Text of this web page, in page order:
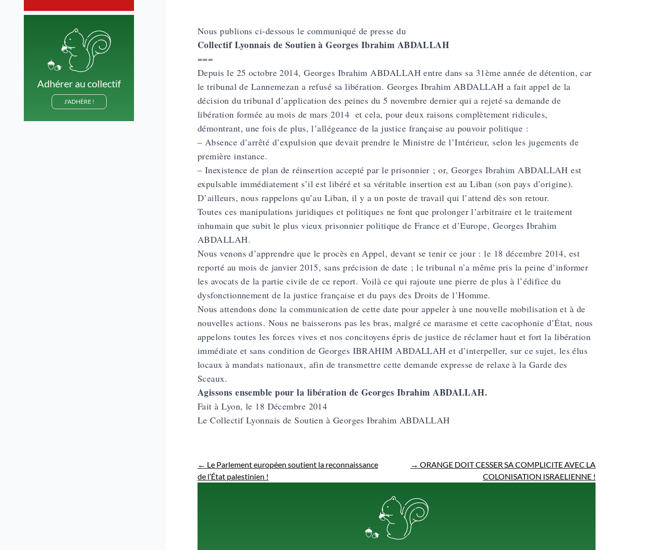
Adhérer au collectif
J'ADHÈRE !
Nous publions ci-dessous le communiqué de presse du
Collectif Lyonnais de Soutien à Georges Ibrahim ABDALLAH
===
Depuis le 25 octobre 2014, Georges Ibrahim ABDALLAH entre dans sa 31ème année de détention, car
le tribunal de Lannemezan a refusé sa libération. Georges Ibrahim ABDALLAH a fait appel de la
décision du tribunal d’application des peines du 5 novembre dernier qui a rejeté sa demande de
libération formée au mois de mars 2014 et cela, pour deux raisons complètement ridicules,
démontrant, une fois de plus, l’allégeance de la justice française au pouvoir politique :
– Absence d’arrêté d’expulsion que devait prendre le Ministre de l’Intérieur, selon les jugements de
première instance.
– Inexistence de plan de réinsertion accepté par le prisonnier ; or, Georges Ibrahim ABDALLAH est
expulsable immédiatement s’il est libéré et sa véritable insertion est au Liban (son pays d’origine).
D’ailleurs, nous rappelons qu’au Liban, il y a un poste de travail qui l’attend dès son retour.
Toutes ces manipulations juridiques et politiques ne font que prolonger l’arbitraire et le traitement
inhumain que subit le plus vieux prisonnier politique de France et d’Europe, Georges Ibrahim
ABDALLAH.
Nous venons d’apprendre que le procès en Appel, devant se tenir ce jour : le 18 décembre 2014, est
reporté au mois de janvier 2015, sans précision de date ; le tribunal n’a même pris la peine d’informer
les avocats de la partie civile de ce report. Voilà ce qui rajoute une pierre de plus à l’édifice du
dysfonctionnement de la justice française et du pays des Droits de l’Homme.
Nous attendons donc la communication de cette date pour appeler à une nouvelle mobilisation et à de
nouvelles actions. Nous ne baisserons pas les bras, malgré ce marasme et cette cacophonie d’État, nous
appelons toutes les forces vives et nos concitoyens épris de justice de réclamer haut et fort la libération
immédiate et sans condition de Georges IBRAHIM ABDALLAH et d’interpeller, sur ce sujet, les élus
locaux à mandats nationaux, afin de transmettre cette demande expresse de relaxe à la Garde des
Sceaux.
Agissons ensemble pour la libération de Georges Ibrahim ABDALLAH.
Fait à Lyon, le 18 Décembre 2014
Le Collectif Lyonnais de Soutien à Georges Ibrahim ABDALLAH
← Le Parlement européen soutient la reconnaissance
de l’État palestinien !
→ ORANGE DOIT CESSER SA COMPLICITE AVEC LA
COLONISATION ISRAELIENNE !